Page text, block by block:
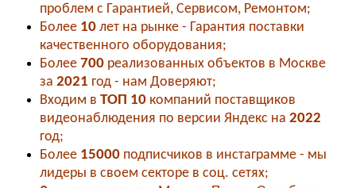
проблем с Гарантией, Сервисом, Ремонтом;
Более 10 лет на рынке - Гарантия поставки
качественного оборудования;
Более 700 реализованных объектов в Москве
за 2021 год - нам Доверяют;
Входим в ТОП 10 компаний поставщиков
видеонаблюдения по версии Яндекс на 2022
год;
Более 15000 подписчиков в инстаграмме - мы
лидеры в своем секторе в соц. сетях;